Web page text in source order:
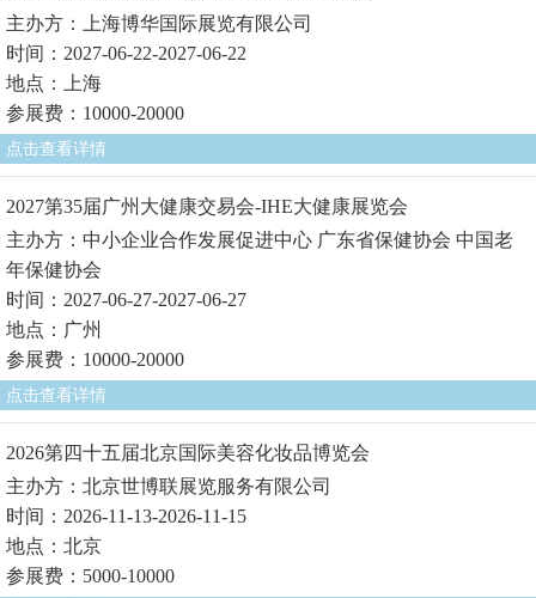
主办方：上海博华国际展览有限公司
时间：2027-06-22-2027-06-22
地点：上海
参展费：10000-20000
点击查看详情
2027第35届广州大健康交易会-IHE大健康展览会
主办方：中小企业合作发展促进中心 广东省保健协会 中国老
年保健协会
时间：2027-06-27-2027-06-27
地点：广州
参展费：10000-20000
点击查看详情
2026第四十五届北京国际美容化妆品博览会
主办方：北京世博联展览服务有限公司
时间：2026-11-13-2026-11-15
地点：北京
参展费：5000-10000